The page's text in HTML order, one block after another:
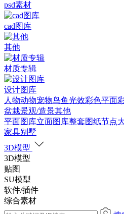
psd素材
cad图库
其他
材质专辑
设计图库
人物动物宠物鸟鱼光效彩色平面
盆栽景观/造景其他
平面图库立面图库整套图纸节点
家具别墅
3D模型
3D模型
贴图
SU模型
软件/插件
综合素材